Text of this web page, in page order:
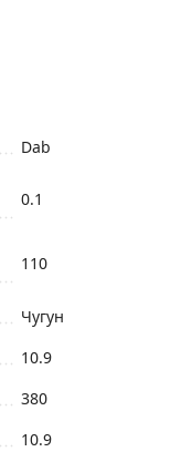
Dab
0.1
110
Чугун
10.9
380
10.9